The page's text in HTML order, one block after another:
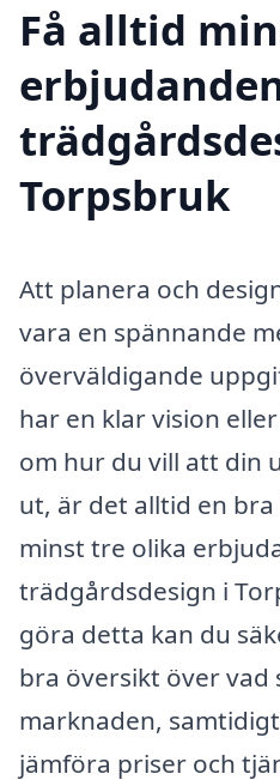
Få alltid
Torpsbruk
Att planera och
vara en spännande
överväldigande
har en klar vision
om hur du vill att din
ut, är det alltid en
minst tre olika
trädgårdsdesign i
göra detta kan du
bra översikt över vad
marknaden,
jämföra priser och